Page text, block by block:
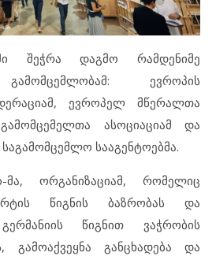
შეჭრა დაგმო რამდენიმე
ევროპის
ევროპელ მწერალთა
ასოციაციამ და
სააგენტოებმა.
მა, ორგანიზაციამ, რომელიც
წიგნის ბაზრობას და
წიგნით ვაჭრობის
გამოაქვეყნა განცხადება და